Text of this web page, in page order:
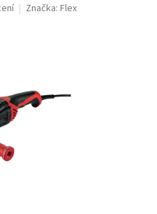
Značka: Flex